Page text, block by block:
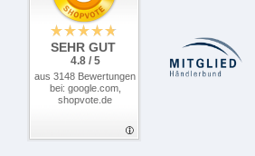
SEHR GUT
4.8 / 5
aus 3148 Bewertungen
bei: google.com,
shopvote.de